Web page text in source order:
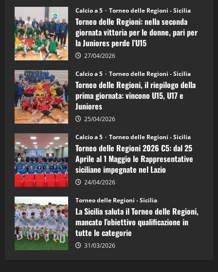
Torneo
delle
Regioni
di
calcio
a
5:
la
Juniores
è
vicecampione
d’Italia
Calcio a 5 Torneo delle Regioni - Sicilia
Torneo delle Regioni: nella seconda
giornata vittoria per le donne, pari per
la Juniores perde l’U15
27/04/2026
Calcio a 5 Torneo delle Regioni - Sicilia
Torneo delle Regioni, il riepilogo della
prima giornata: vincono U15, U17 e
Juniores
25/04/2026
Calcio a 5 Torneo delle Regioni - Sicilia
Torneo delle Regioni 2026 C5: dal 25
Aprile al 1 Maggio le Rappresentative
siciliane impegnate nel Lazio
24/04/2026
Torneo delle Regioni - Sicilia
La Sicilia saluta il Torneo delle Regioni,
mancato l’obiettivo qualificazione in
tutte le categorie
31/03/2026